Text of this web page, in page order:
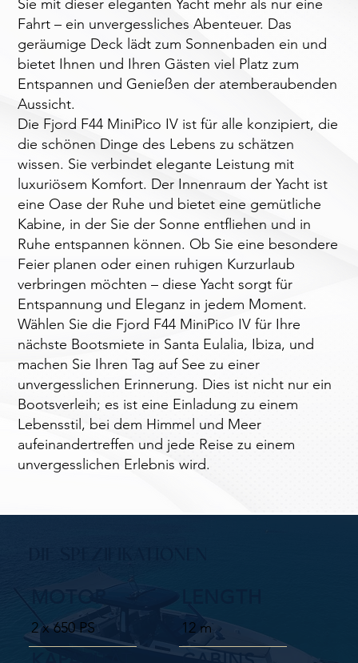
Sie mit dieser eleganten Yacht mehr als nur eine
Fahrt – ein unvergessliches Abenteuer. Das
geräumige Deck lädt zum Sonnenbaden ein und
bietet Ihnen und Ihren Gästen viel Platz zum
Entspannen und Genießen der atemberaubenden
Aussicht.
Die Fjord F44 MiniPico IV ist für alle konzipiert, die
die schönen Dinge des Lebens zu schätzen
wissen. Sie verbindet elegante Leistung mit
luxuriösem Komfort. Der Innenraum der Yacht ist
eine Oase der Ruhe und bietet eine gemütliche
Kabine, in der Sie der Sonne entfliehen und in
Ruhe entspannen können. Ob Sie eine besondere
Feier planen oder einen ruhigen Kurzurlaub
verbringen möchten – diese Yacht sorgt für
Entspannung und Eleganz in jedem Moment.
Wählen Sie die Fjord F44 MiniPico IV für Ihre
nächste Bootsmiete in Santa Eulalia, Ibiza, und
machen Sie Ihren Tag auf See zu einer
unvergesslichen Erinnerung. Dies ist nicht nur ein
Bootsverleih; es ist eine Einladung zu einem
Lebensstil, bei dem Himmel und Meer
aufeinandertreffen und jede Reise zu einem
unvergesslichen Erlebnis wird.
2 x 650 PS 12 m